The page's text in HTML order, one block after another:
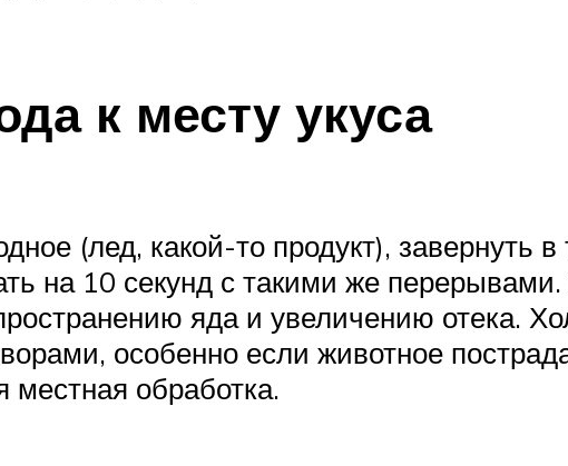
к месту укуса
(лед, какой-то продукт), завернуть
на 10 секунд с такими же
яда и увеличению отека.
особенно если животное
местная обработка.